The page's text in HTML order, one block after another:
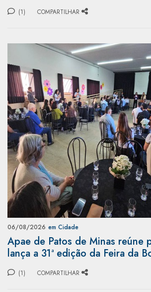
(1) COMPARTILHAR
06/08/2026 em Cidade
Apae de Patos de Minas reúne
lança a 31ª edição da Feira da
(1) COMPARTILHAR